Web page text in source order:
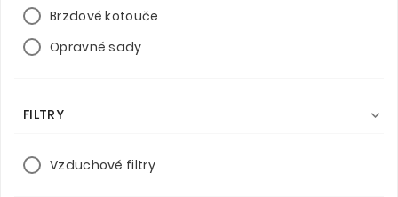
Brzdové kotouče
Opravné sady
FILTRY 
Vzduchové filtry